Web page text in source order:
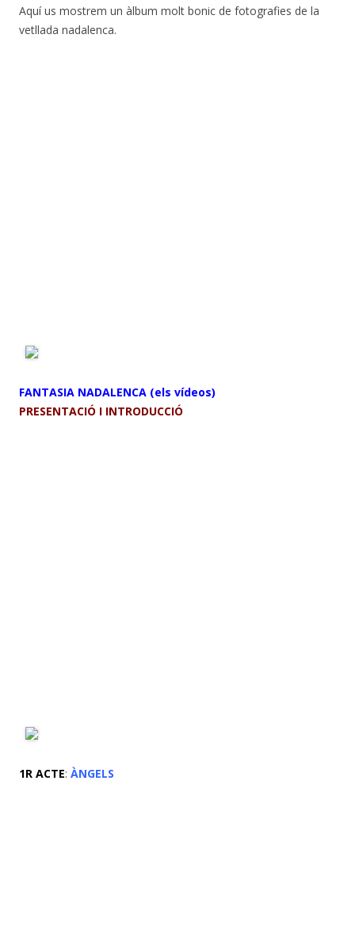
Aquí us mostrem un àlbum molt bonic de fotografies de la
vetllada nadalenca.
FANTASIA NADALENCA (els vídeos)
PRESENTACIÓ I INTRODUCCIÓ
1R ACTE: ÀNGELS